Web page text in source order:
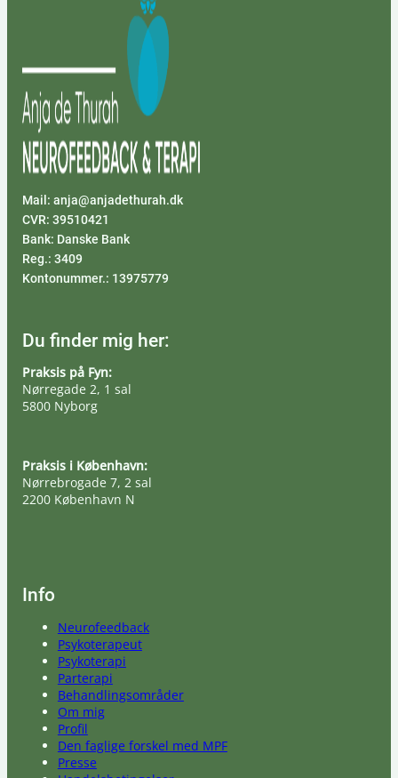
Mail: anja@anjadethurah.dk
CVR: 39510421
Bank: Danske Bank
Reg.: 3409
Kontonummer.: 13975779
Du finder mig her:
Praksis på Fyn:
Nørregade 2, 1 sal
5800 Nyborg
Praksis i København:
Nørrebrogade 7, 2 sal
2200 København N
Info
Neurofeedback
Psykoterapeut
Psykoterapi
Parterapi
Behandlingsområder
Om mig
Profil
Den faglige forskel med MPF
Presse